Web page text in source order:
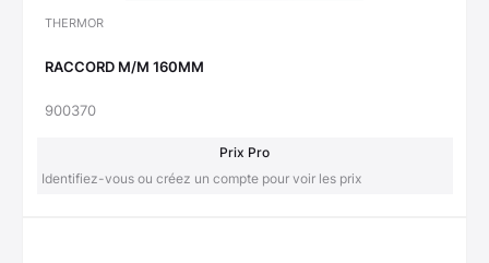
THERMOR
RACCORD M/M 160MM
900370
Prix Pro
Identifiez-vous ou créez un compte pour voir les prix